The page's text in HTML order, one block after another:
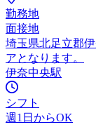
勤務地
面接地
埼玉県北足立郡
アとなります。
伊奈中央駅
シフト
週1日からOK